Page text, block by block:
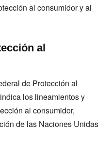
al consumidor y al
al
de Protección al
los lineamientos y
al consumidor,
de las Naciones Unidas